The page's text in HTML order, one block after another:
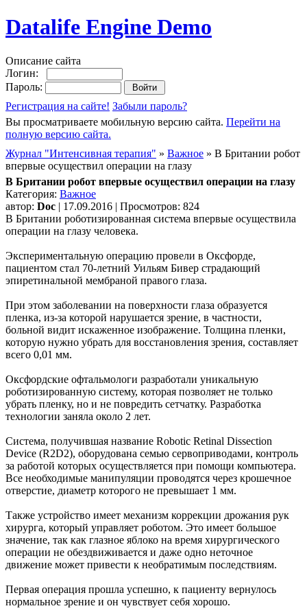
Datalife Engine Demo
Описание сайта
Логин:
Пароль:
Регистрация на сайте! Забыли пароль?
Вы просматриваете мобильную версию сайта. Перейти на
полную версию сайта.
Журнал "Интенсивная терапия" » Важное » В Британии робот
впервые осуществил операции на глазу
В Британии робот впервые осуществил операции на глазу
Категория: Важное
автор: Doc | 17.09.2016 | Просмотров: 824
В Британии роботизированная система впервые осуществила
операции на глазу человека.
Экспериментальную операцию провели в Оксфорде,
пациентом стал 70-летний Уильям Бивер страдающий
эпиретинальной мембраной правого глаза.
При этом заболевании на поверхности глаза образуется
пленка, из-за которой нарушается зрение, в частности,
больной видит искаженное изображение. Толщина пленки,
которую нужно убрать для восстановления зрения, составляет
всего 0,01 мм.
Оксфордские офтальмологи разработали уникальную
роботизированную систему, которая позволяет не только
убрать пленку, но и не повредить сетчатку. Разработка
технологии заняла около 2 лет.
Система, получившая название Robotic Retinal Dissection
Device (R2D2), оборудована семью сервоприводами, контроль
за работой которых осуществляется при помощи компьютера.
Все необходимые манипуляции проводятся через крошечное
отверстие, диаметр которого не превышает 1 мм.
Также устройство имеет механизм коррекции дрожания рук
хирурга, который управляет роботом. Это имеет большое
значение, так как глазное яблоко на время хирургического
операции не обездвиживается и даже одно неточное
движение может привести к необратимым последствиям.
Первая операция прошла успешно, к пациенту вернулось
нормальное зрение и он чувствует себя хорошо.